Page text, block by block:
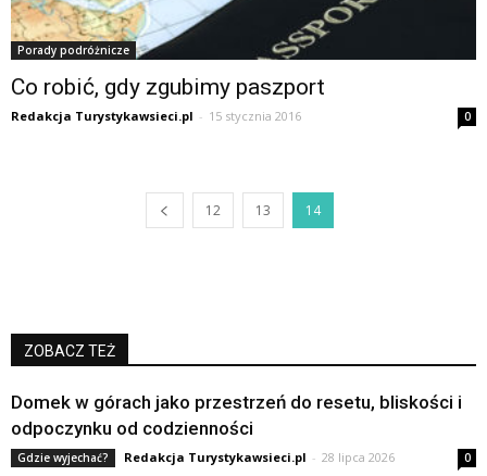
Porady podróżnicze
Co robić, gdy zgubimy paszport
Redakcja Turystykawsieci.pl - 15 stycznia 2016 0
12 13 14
ZOBACZ TEŻ
Domek w górach jako przestrzeń do resetu, bliskości i
odpoczynku od codzienności
Gdzie wyjechać? Redakcja Turystykawsieci.pl - 28 lipca 2026 0